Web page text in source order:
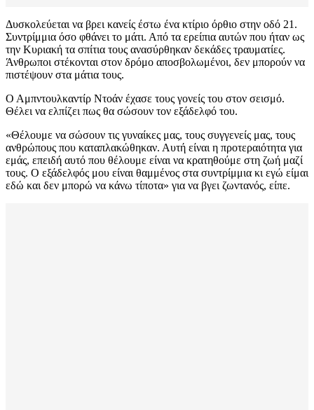
Δυσκολεύεται να βρει κανείς έστω ένα κτίριο όρθιο στην οδό 21.
Συντρίμμια όσο φθάνει το μάτι. Από τα ερείπια αυτών που ήταν ως
την Κυριακή τα σπίτια τους ανασύρθηκαν δεκάδες τραυματίες.
Άνθρωποι στέκονται στον δρόμο αποσβολωμένοι, δεν μπορούν να
πιστέψουν στα μάτια τους.
Ο Αμπντουλκαντίρ Ντοάν έχασε τους γονείς του στον σεισμό.
Θέλει να ελπίζει πως θα σώσουν τον εξάδελφό του.
«Θέλουμε να σώσουν τις γυναίκες μας, τους συγγενείς μας, τους
ανθρώπους που καταπλακώθηκαν. Αυτή είναι η προτεραιότητα για
εμάς, επειδή αυτό που θέλουμε είναι να κρατηθούμε στη ζωή μαζί
τους. Ο εξάδελφός μου είναι θαμμένος στα συντρίμμια κι εγώ είμαι
εδώ και δεν μπορώ να κάνω τίποτα» για να βγει ζωντανός, είπε.